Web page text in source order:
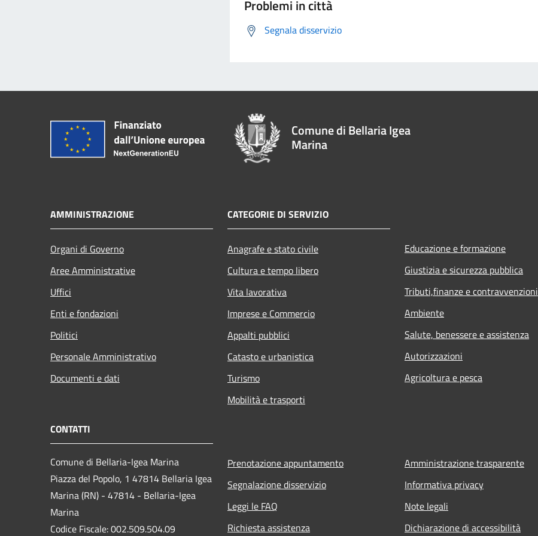
Problemi in città
Segnala disservizio
Comune di Bellaria Igea
Marina
AMMINISTRAZIONE
Organi di Governo
Aree Amministrative
Uffici
Enti e fondazioni
Politici
Personale Amministrativo
Documenti e dati
CATEGORIE DI SERVIZIO
Anagrafe e stato civile
Cultura e tempo libero
Vita lavorativa
Imprese e Commercio
Appalti pubblici
Catasto e urbanistica
Turismo
Mobilità e trasporti
Educazione e formazione
Giustizia e sicurezza pubblica
Tributi,finanze e contravvenzioni
Ambiente
Salute, benessere e assistenza
Autorizzazioni
Agricoltura e pesca
CONTATTI
Comune di Bellaria-Igea Marina
Piazza del Popolo, 1 47814 Bellaria Igea
Marina (RN) - 47814 - Bellaria-Igea
Marina
Codice Fiscale: 002.509.504.09
Prenotazione appuntamento
Segnalazione disservizio
Leggi le FAQ
Richiesta assistenza
Amministrazione trasparente
Informativa privacy
Note legali
Dichiarazione di accessibilità